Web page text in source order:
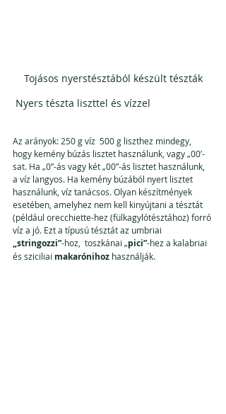
Tojásos nyerstésztából készült tészták
Nyers tészta liszttel és vízzel
Az arányok: 250 g víz  500 g liszthez mindegy,
hogy kemény búzás lisztet használunk, vagy „00’-
sat. Ha „0”-ás vagy két „00”-ás lisztet használunk,
a víz langyos. Ha kemény búzából nyert lisztet
használunk, víz tanácsos. Olyan készítmények
esetében, amelyhez nem kell kinyújtani a tésztát
(például orecchiette-hez (fülkagylótésztához) forró
víz a jó. Ezt a típusú tésztát az umbriai
„stringozzi”-hoz,  toszkánai „pici”-hez a kalabriai
és sziciliai makarónihoz használják.